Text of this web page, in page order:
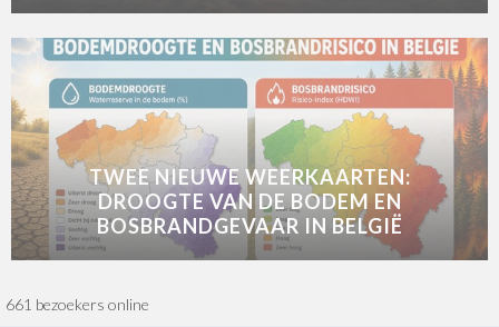
TWEE NIEUWE WEERKAARTEN:
DROOGTE VAN DE BODEM EN
BOSBRANDGEVAAR IN BELGIË
661 bezoekers online